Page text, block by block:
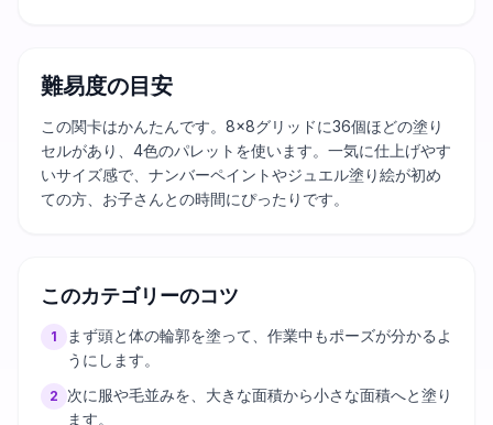
難易度の目安
この関卡はかんたんです。8×8グリッドに36個ほどの塗り
セルがあり、4色のパレットを使います。一気に仕上げやす
いサイズ感で、ナンバーペイントやジュエル塗り絵が初め
ての方、お子さんとの時間にぴったりです。
このカテゴリーのコツ
1
まず頭と体の輪郭を塗って、作業中もポーズが分かるよ
うにします。
2
次に服や毛並みを、大きな面積から小さな面積へと塗り
ます。